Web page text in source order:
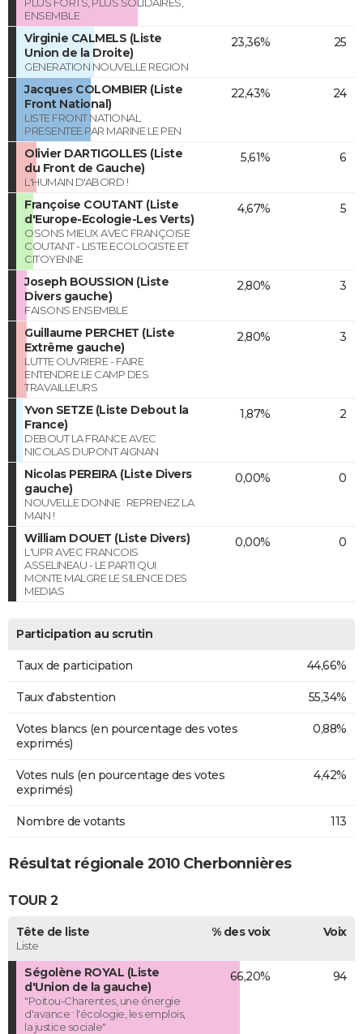
ENSEMBLE
Virginie CALMELS (Liste
Union de la Droite)
GENERATION NOUVELLE REGION
23,36% 25
Jacques COLOMBIER (Liste
Front National)
LISTE FRONT NATIONAL
PRESENTEE PAR MARINE LE PEN
22,43% 24
Olivier DARTIGOLLES (Liste
du Front de Gauche)
L'HUMAIN D'ABORD !
5,61% 6
Françoise COUTANT (Liste
d'Europe-Ecologie-Les Verts)
OSONS MIEUX AVEC FRANÇOISE
COUTANT - LISTE ECOLOGISTE ET
CITOYENNE
4,67% 5
Joseph BOUSSION (Liste
Divers gauche)
FAISONS ENSEMBLE
2,80% 3
Guillaume PERCHET (Liste
Extrême gauche)
LUTTE OUVRIERE - FAIRE
ENTENDRE LE CAMP DES
TRAVAILLEURS
2,80% 3
Yvon SETZE (Liste Debout la
France)
DEBOUT LA FRANCE AVEC
NICOLAS DUPONT AIGNAN
1,87% 2
Nicolas PEREIRA (Liste Divers
gauche)
NOUVELLE DONNE : REPRENEZ LA
MAIN !
0,00% 0
William DOUET (Liste Divers)
L'UPR AVEC FRANCOIS
ASSELINEAU - LE PARTI QUI
MONTE MALGRE LE SILENCE DES
MEDIAS
0,00% 0
Participation au scrutin
Taux de participation 44,66%
Taux d'abstention 55,34%
Votes blancs (en pourcentage des votes
exprimés)
0,88%
Votes nuls (en pourcentage des votes
exprimés)
4,42%
Nombre de votants 113
Résultat régionale 2010 Cherbonnières
TOUR 2
Tête de liste
Liste
% des voix Voix
Ségolène ROYAL (Liste
d'Union de la gauche)
"Poitou-Charentes, une énergie
d'avance : l'écologie, les emplois,
la justice sociale"
66,20% 94